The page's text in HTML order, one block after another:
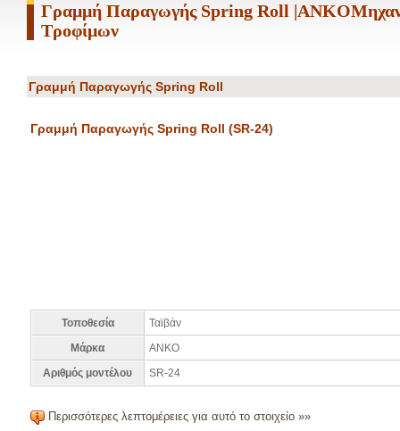
Γραμμή Παραγωγής Spring Roll
Τροφίμων
Γραμμή Παραγωγής Spring Roll
Γραμμή Παραγωγής Spring Roll (SR-24)
Τοποθεσία
Ταϊβάν
Μάρκα
ANKO
Αριθμός μοντέλου
SR-24
Περισσότερες λεπτομέρειες για αυτό το στοιχείο »»